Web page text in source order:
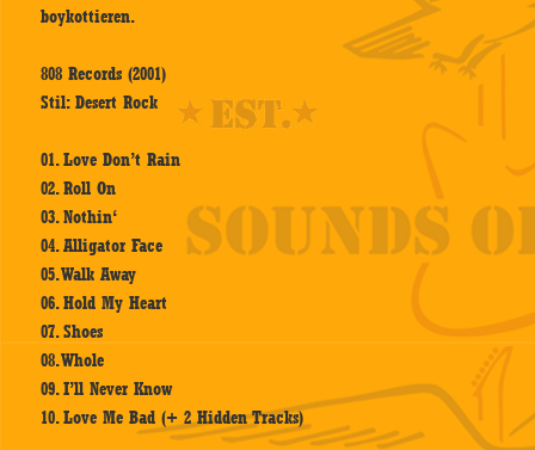
boykottieren.
808 Records (2001)
Stil: Desert Rock
01. Love Don’t Rain
02. Roll On
03. Nothin‘
04. Alligator Face
05. Walk Away
06. Hold My Heart
07. Shoes
08. Whole
09. I’ll Never Know
10. Love Me Bad (+ 2 Hidden Tracks)